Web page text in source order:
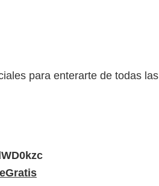
para enterarte de todas las